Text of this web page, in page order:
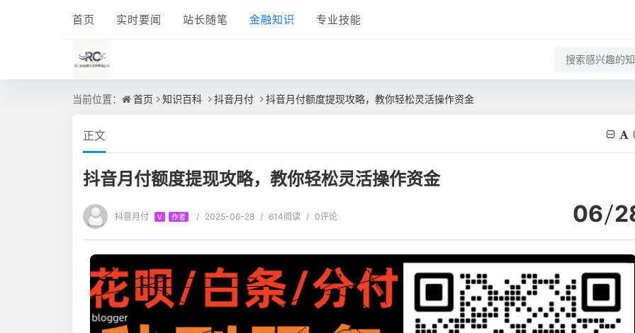
首页 实时要闻 站长随笔 金融知识 专业技能
当前位置： 首页 知识百科 抖音月付 抖音月付额度提现攻略，教你轻松灵活操作资金
正文
抖音月付额度提现攻略，教你轻松灵活操作资金
抖音月付 V 作者 / 2025-06-28 / 614阅读 / 0评论 06